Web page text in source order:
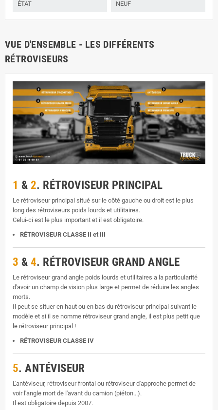
ÉTAT NEUF
VUE D'ENSEMBLE - LES DIFFÉRENTS
RÉTROVISEURS
1 & 2. RÉTROVISEUR PRINCIPAL
Le rétroviseur principal situé sur le côté gauche ou droit est le plus
long des rétroviseurs poids lourds et utilitaires.
Celui-ci est le plus important et il est obligatoire.
RÉTROVISEUR CLASSE II et III
3 & 4. RÉTROVISEUR GRAND ANGLE
Le rétroviseur grand angle poids lourds et utilitaires a la particularité
d'avoir un champ de vision plus large et permet de réduire les angles
morts.
Il peut se situer en haut ou en bas du rétroviseur principal suivant le
modèle et si il se nomme rétroviseur grand angle, il est plus petit que
le rétroviseur principal !
RÉTROVISEUR CLASSE IV
5. ANTÉVISEUR
L'antéviseur, rétroviseur frontal ou rétroviseur d'approche permet de
voir l'angle mort de l'avant du camion (piéton...).
Il est obligatoire depuis 2007.